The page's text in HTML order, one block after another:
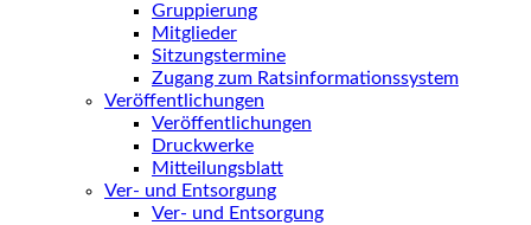
Gruppierung
Mitglieder
Sitzungstermine
Zugang zum Ratsinformationssystem
Veröffentlichungen
Veröffentlichungen
Druckwerke
Mitteilungsblatt
Ver- und Entsorgung
Ver- und Entsorgung